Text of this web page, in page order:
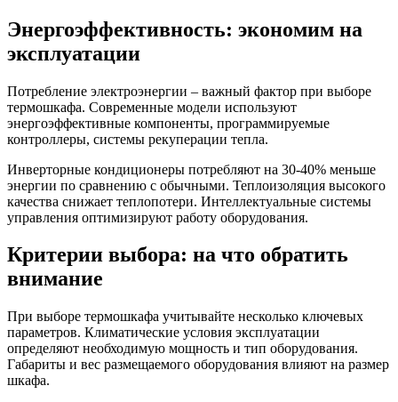
Энергоэффективность: экономим на
эксплуатации
Потребление электроэнергии – важный фактор при выборе
термошкафа. Современные модели используют
энергоэффективные компоненты, программируемые
контроллеры, системы рекуперации тепла.
Инверторные кондиционеры потребляют на 30-40% меньше
энергии по сравнению с обычными. Теплоизоляция высокого
качества снижает теплопотери. Интеллектуальные системы
управления оптимизируют работу оборудования.
Критерии выбора: на что обратить
внимание
При выборе термошкафа учитывайте несколько ключевых
параметров. Климатические условия эксплуатации
определяют необходимую мощность и тип оборудования.
Габариты и вес размещаемого оборудования влияют на размер
шкафа.